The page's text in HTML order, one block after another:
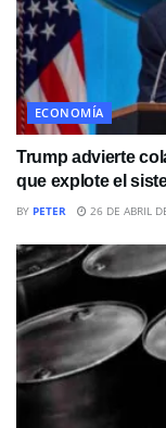
ECONOMÍA
Trump advierte
que explote el
BY PETER 26 DE ABRIL